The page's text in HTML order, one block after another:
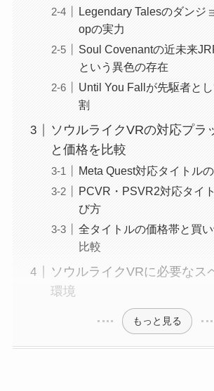
Legendary Talesのダンジ
opの実力
Soul Covenantの近未来
という異色の存在
Until You Fallが先駆者と
割
ソウルライクVRの対応プラ
と価格を比較
Meta Quest対応タイトル
PCVR・PSVR2対応タイ
び方
全タイトルの価格帯と買
比較
ソウルライクVRに必要なス
環境
もっと見る